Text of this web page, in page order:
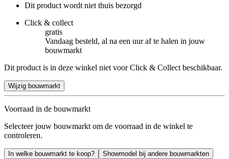
Dit product wordt niet thuis bezorgd
Click & collect
gratis
Vandaag besteld, al na een uur af te halen in jouw
bouwmarkt
Dit product is in deze winkel niet voor Click & Collect beschikbaar.
Wijzig bouwmarkt
Voorraad in de bouwmarkt
Selecteer jouw bouwmarkt om de voorraad in de winkel te
controleren.
In welke bouwmarkt te koop? Showmodel bij andere bouwmarkten